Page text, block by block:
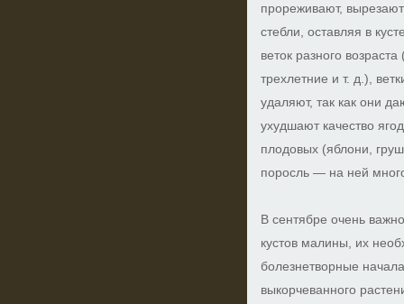
прореживают,
стебли, оставляя в
веток разного
трехлетние и т. д.),
удаляют, так как они
ухудшают качество
плодовых (яблони,
поросль — на ней
В сентябре очень
кустов малины, их
болезнетворные
выкорчеванного